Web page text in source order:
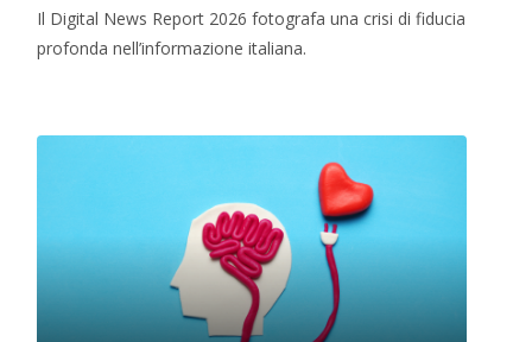
Il Digital News Report 2026 fotografa una crisi di fiducia
profonda nell’informazione italiana.